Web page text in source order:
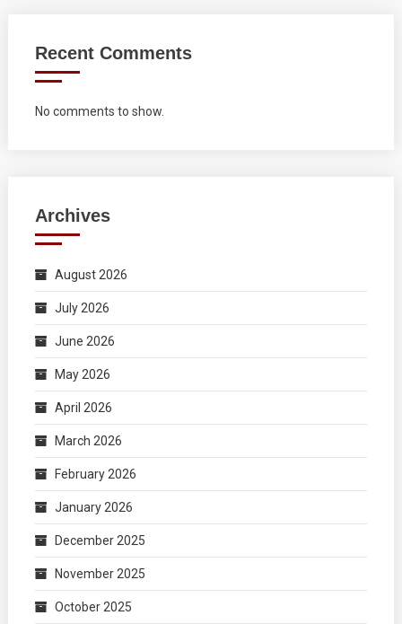
Recent Comments
No comments to show.
Archives
August 2026
July 2026
June 2026
May 2026
April 2026
March 2026
February 2026
January 2026
December 2025
November 2025
October 2025